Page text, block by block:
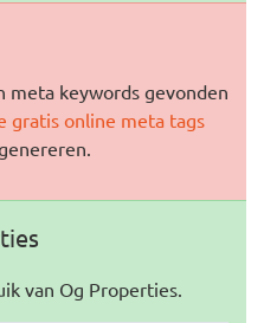
meta keywords gevonden
gratis online meta tags
van Og Properties.